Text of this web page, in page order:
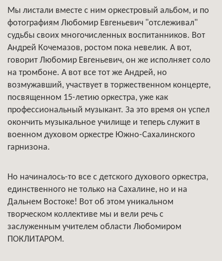
Мы листали вместе с ним оркестровый альбом, и по
фотографиям Любомир Евгеньевич "отслеживал"
судьбы своих многочисленных воспитанников. Вот
Андрей Кочемазов, ростом пока невелик. А вот,
говорит Любомир Евгеньевич, он же исполняет соло
на тромбоне. А вот все тот же Андрей, но
возмужавший, участвует в торжественном концерте,
посвященном 15-летию оркестра, уже как
профессиональный музыкант. За это время он успел
окончить музыкальное училище и теперь служит в
военном духовом оркестре Южно-Сахалинского
гарнизона.
Но начиналось-то все с детского духового оркестра,
единственного не только на Сахалине, но и на
Дальнем Востоке! Вот об этом уникальном
творческом коллективе мы и вели речь с
заслуженным учителем области Любомиром
ПОКЛИТАРОМ.